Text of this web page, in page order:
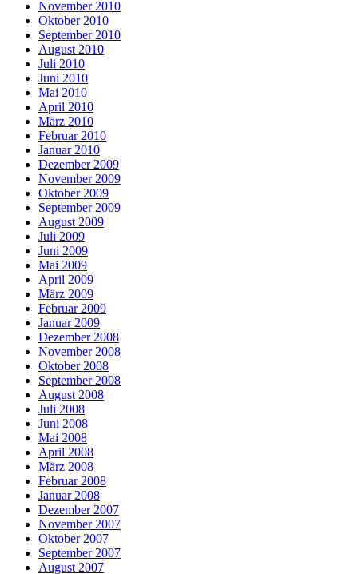
November 2010
Oktober 2010
September 2010
August 2010
Juli 2010
Juni 2010
Mai 2010
April 2010
März 2010
Februar 2010
Januar 2010
Dezember 2009
November 2009
Oktober 2009
September 2009
August 2009
Juli 2009
Juni 2009
Mai 2009
April 2009
März 2009
Februar 2009
Januar 2009
Dezember 2008
November 2008
Oktober 2008
September 2008
August 2008
Juli 2008
Juni 2008
Mai 2008
April 2008
März 2008
Februar 2008
Januar 2008
Dezember 2007
November 2007
Oktober 2007
September 2007
August 2007